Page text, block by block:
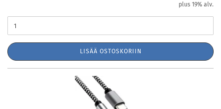
plus 19% alv.
LISÄÄ OSTOSKORIIN